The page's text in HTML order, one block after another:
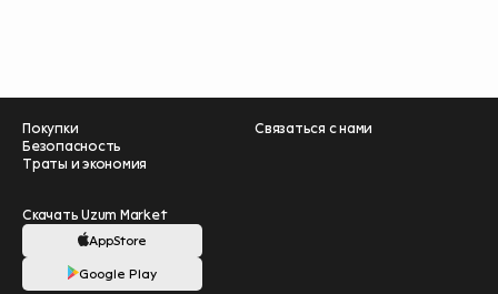
Покупки
Безопасность
Траты и экономия
Связаться с нами
Скачать Uzum Market
AppStore
Google Play